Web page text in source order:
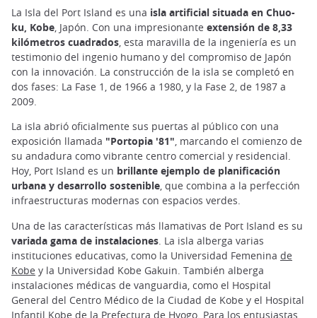
La Isla del Port Island es una isla artificial situada en Chuo-
ku, Kobe, Japón. Con una impresionante extensión de 8,33
kilómetros cuadrados, esta maravilla de la ingeniería es un
testimonio del ingenio humano y del compromiso de Japón
con la innovación. La construcción de la isla se completó en
dos fases: La Fase 1, de 1966 a 1980, y la Fase 2, de 1987 a
2009.
La isla abrió oficialmente sus puertas al público con una
exposición llamada "Portopia '81", marcando el comienzo de
su andadura como vibrante centro comercial y residencial.
Hoy, Port Island es un brillante ejemplo de planificación
urbana y desarrollo sostenible, que combina a la perfección
infraestructuras modernas con espacios verdes.
Una de las características más llamativas de Port Island es su
variada gama de instalaciones . La isla alberga varias
instituciones educativas, como la Universidad Femenina de
Kobe y la Universidad Kobe Gakuin. También alberga
instalaciones médicas de vanguardia, como el Hospital
General del Centro Médico de la Ciudad de Kobe y el Hospital
Infantil Kobe de la Prefectura de Hyogo. Para los entusiastas